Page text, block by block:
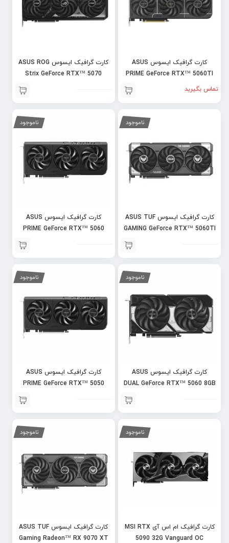
کارت گرافیک ایسوس ASUS
PRIME GeForce RTX™ 5060TI
تماس بگیرید
کارت گرافیک ایسوس ASUS ROG
Strix GeForce RTX™ 5070
ناموجود
کارت گرافیک ایسوس ASUS TUF
GAMING GeForce RTX™ 5060TI
ناموجود
کارت گرافیک ایسوس ASUS
PRIME GeForce RTX™ 5060
ناموجود
کارت گرافیک ایسوس ASUS
DUAL GeForce RTX™ 5060 8GB
ناموجود
کارت گرافیک ایسوس ASUS
PRIME GeForce RTX™ 5050
ناموجود
کارت گرافیک ام اس آی MSI RTX
5090 32G Vanguard OC
ناموجود
کارت گرافیک ایسوس ASUS TUF
Gaming Radeon™ RX 9070 XT